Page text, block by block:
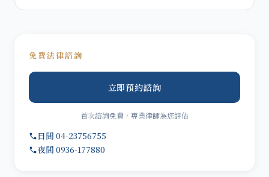
免費法律諮詢
立即預約諮詢
首次諮詢免費，專業律師為您評估
日間 04-23756755
夜間 0936-177880